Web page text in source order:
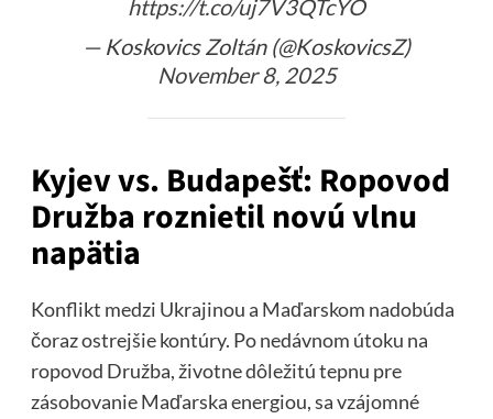
https://t.co/uj7V3QTcYO
— Koskovics Zoltán (@KoskovicsZ)
November 8, 2025
Kyjev vs. Budapešť: Ropovod
Družba roznietil novú vlnu
napätia
Konflikt medzi Ukrajinou a Maďarskom nadobúda
čoraz ostrejšie kontúry. Po nedávnom útoku na
ropovod Družba, životne dôležitú tepnu pre
zásobovanie Maďarska energiou, sa vzájomné